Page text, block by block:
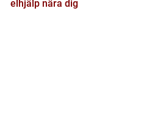
elhjälp nära dig